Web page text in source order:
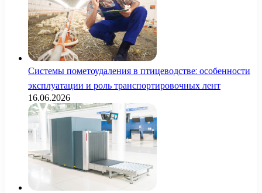
Системы пометоудаления в птицеводстве: особенности
эксплуатации и роль транспортировочных лент
16.06.2026